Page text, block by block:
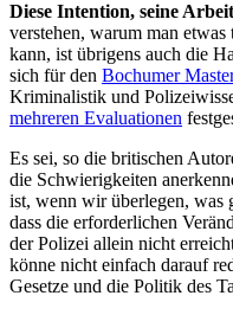
Diese Intention, seine
verstehen, warum man
kann, ist übrigens auch die
sich für den Bochumer
Kriminalistik und
mehreren Evaluationen
Es sei, so die britischen
die Schwierigkeiten
ist, wenn wir überlegen, was
dass die erforderlichen
der Polizei allein nicht
könne nicht einfach darauf
Gesetze und die Politik des